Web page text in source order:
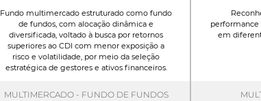
Fundo multimercado estruturado como fundo
de fundos, com alocação dinâmica e
diversificada, voltado à busca por retornos
superiores ao CDI com menor exposição a
risco e volatilidade, por meio da seleção
estratégica de gestores e ativos financeiros.
MULTIMERCADO - FUNDO DE FUNDOS
em